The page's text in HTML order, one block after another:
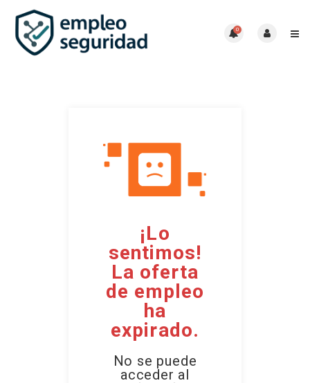
0
¡Lo
sentimos!
La oferta
de empleo
ha
expirado.
No se puede
acceder al